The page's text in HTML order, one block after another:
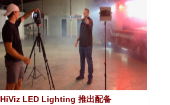
HiViz LED Lighting 推出配备